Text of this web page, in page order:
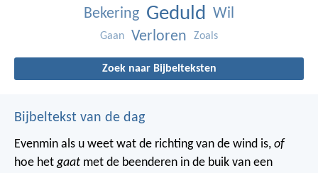
Bekering Geduld Wil
Gaan Verloren Zoals
Zoek naar Bijbelteksten
Bijbeltekst van de dag
Evenmin als u weet wat de richting van de wind is, of
hoe hetgaat met de beenderen in de buik van een